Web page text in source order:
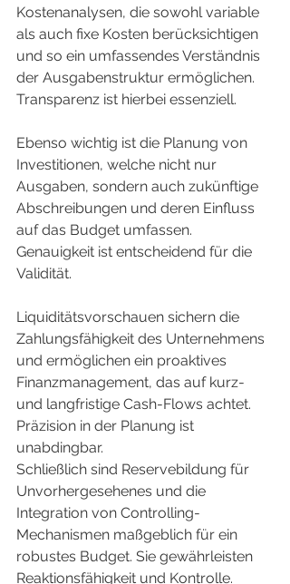
Kostenanalysen, die sowohl variable
als auch fixe Kosten berücksichtigen
und so ein umfassendes Verständnis
der Ausgabenstruktur ermöglichen.
Transparenz ist hierbei essenziell.
Ebenso wichtig ist die Planung von
Investitionen, welche nicht nur
Ausgaben, sondern auch zukünftige
Abschreibungen und deren Einfluss
auf das Budget umfassen.
Genauigkeit ist entscheidend für die
Validität.
Liquiditätsvorschauen sichern die
Zahlungsfähigkeit des Unternehmens
und ermöglichen ein proaktives
Finanzmanagement, das auf kurz-
und langfristige Cash-Flows achtet.
Präzision in der Planung ist
unabdingbar.
Schließlich sind Reservebildung für
Unvorhergesehenes und die
Integration von Controlling-
Mechanismen maßgeblich für ein
robustes Budget. Sie gewährleisten
Reaktionsfähigkeit und Kontrolle.